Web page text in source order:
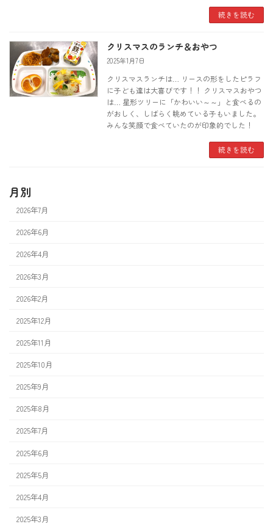
続きを読む
クリスマスのランチ＆おやつ
2025年1月7日
クリスマスランチは… リースの形をしたピラフ
に子ども達は大喜びです！！ クリスマスおやつ
は… 星形ツリーに「かわいい～～」と食べるの
がおしく、しばらく眺めている子もいました。
みんな笑顔で食べていたのが印象的でした！
続きを読む
月別
2026年7月
2026年6月
2026年4月
2026年3月
2026年2月
2025年12月
2025年11月
2025年10月
2025年9月
2025年8月
2025年7月
2025年6月
2025年5月
2025年4月
2025年3月